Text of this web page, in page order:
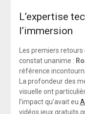
L’expertise
l’immersion
Les premiers retours
constat unanime :
référence
La profondeur des
visuelle ont
l’impact qu’avait eu
vidéos jeux gratuits